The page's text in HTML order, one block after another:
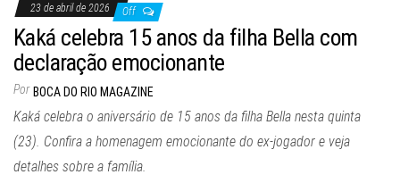
23 de abril de 2026 Off
Kaká celebra 15 anos da filha Bella com
declaração emocionante
Por BOCA DO RIO MAGAZINE
Kaká celebra o aniversário de 15 anos da filha Bella nesta quinta
(23). Confira a homenagem emocionante do ex-jogador e veja
detalhes sobre a família.